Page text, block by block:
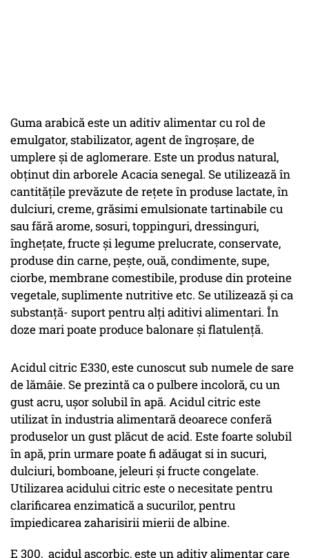
Guma arabică este un aditiv alimentar cu rol de
emulgator, stabilizator, agent de îngroşare, de
umplere şi de aglomerare. Este un produs natural,
obţinut din arborele Acacia senegal. Se utilizează în
cantităţile prevăzute de reţete în produse lactate, în
dulciuri, creme, grăsimi emulsionate tartinabile cu
sau fără arome, sosuri, toppinguri, dressinguri,
îngheţate, fructe şi legume prelucrate, conservate,
produse din carne, peşte, ouă, condimente, supe,
ciorbe, membrane comestibile, produse din proteine
vegetale, suplimente nutritive etc. Se utilizează şi ca
substanţă- suport pentru alţi aditivi alimentari. În
doze mari poate produce balonare şi flatulenţă.
Acidul citric E330, este cunoscut sub numele de sare
de lămâie. Se prezintă ca o pulbere incoloră, cu un
gust acru, ușor solubil în apă. Acidul citric este
utilizat în industria alimentară deoarece conferă
produselor un gust plăcut de acid. Este foarte solubil
în apă, prin urmare poate fi adăugat si in sucuri,
dulciuri, bomboane, jeleuri și fructe congelate.
Utilizarea acidului citric este o necesitate pentru
clarificarea enzimatică a sucurilor, pentru
împiedicarea zaharisirii mierii de albine.
E 300, acidul ascorbic, este un aditiv alimentar care